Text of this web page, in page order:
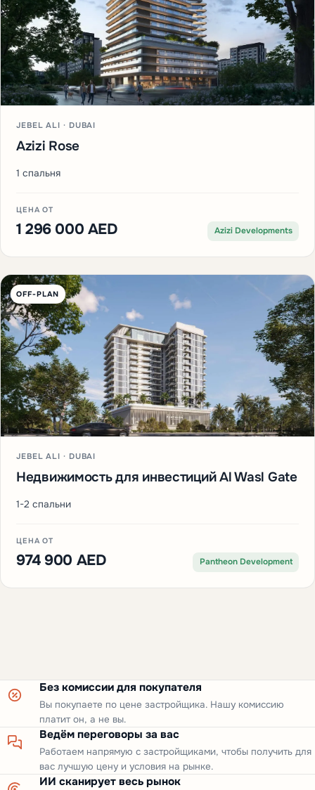
JEBEL ALI · DUBAI
Azizi Rose
1 спальня
ЦЕНА ОТ
1 296 000 AED Azizi Developments
OFF-PLAN
JEBEL ALI · DUBAI
Недвижимость для инвестиций Al Wasl Gate
1-2 спальни
ЦЕНА ОТ
974 900 AED Pantheon Development
Без комиссии для покупателя
Вы покупаете по цене застройщика. Нашу комиссию
платит он, а не вы.
Ведём переговоры за вас
Работаем напрямую с застройщиками, чтобы получить для
вас лучшую цену и условия на рынке.
ИИ сканирует весь рынок